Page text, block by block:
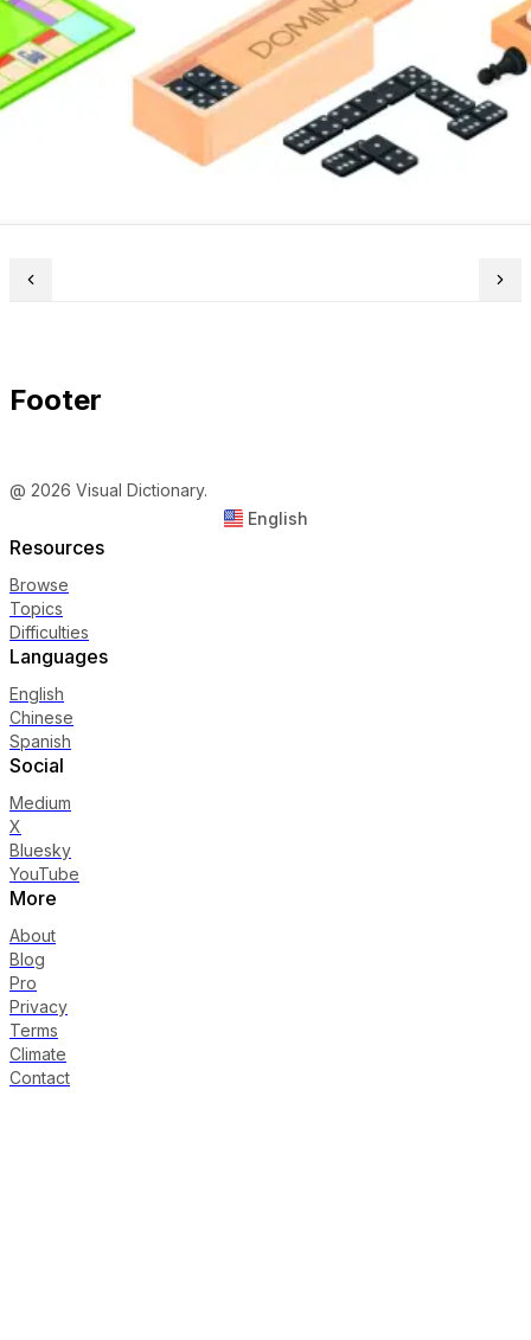
Footer
@ 2026 Visual Dictionary.
English
Resources
Browse
Topics
Difficulties
Languages
English
Chinese
Spanish
Social
Medium
X
Bluesky
YouTube
More
About
Blog
Pro
Privacy
Terms
Climate
Contact